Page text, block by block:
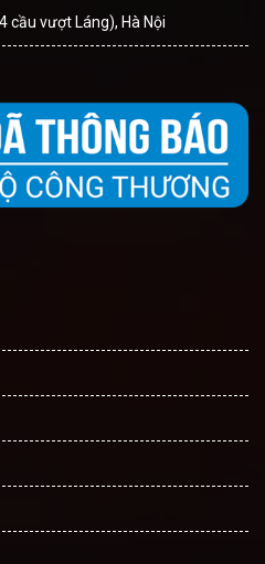
cầu vượt Láng), Hà Nội